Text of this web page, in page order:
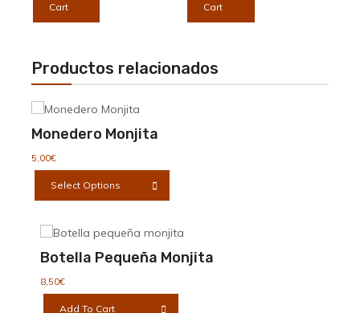
Cart
Cart
Productos relacionados
Monedero Monjita
5,00€
Select Options
múltiples
Las
se
Botella Pequeña Monjita
8,50€
Add To Cart